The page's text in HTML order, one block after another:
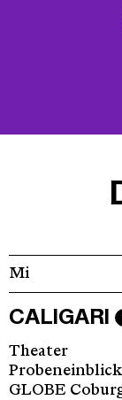
r
gMi
CALIGARI
Theater
GLOBE